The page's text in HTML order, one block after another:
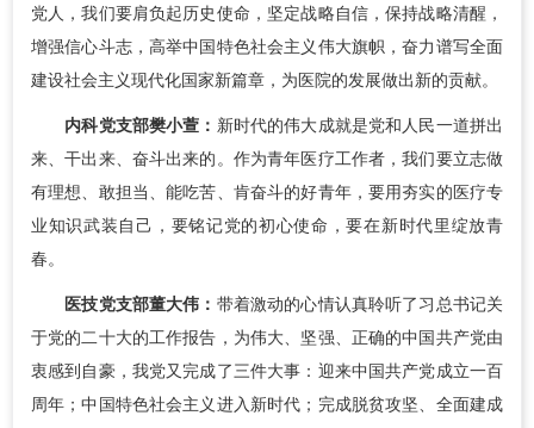
党人，我们要肩负起历史使命，坚定战略自信，保持战略清醒，
增强信心斗志，高举中国特色社会主义伟大旗帜，奋力谱写全面
建设社会主义现代化国家新篇章，为医院的发展做出新的贡献。
内科党支部樊小萱： 新时代的伟大成就是党和人民一道拼出
来、干出来、奋斗出来的。作为青年医疗工作者，我们要立志做
有理想、敢担当、能吃苦、肯奋斗的好青年，要用夯实的医疗专
业知识武装自己，要铭记党的初心使命，要在新时代里绽放青
春。
医技党支部董大伟： 带着激动的心情认真聆听了习总书记关
于党的二十大的工作报告，为伟大、坚强、正确的中国共产党由
衷感到自豪，我党又完成了三件大事：迎来中国共产党成立一百
周年；中国特色社会主义进入新时代；完成脱贫攻坚、全面建成